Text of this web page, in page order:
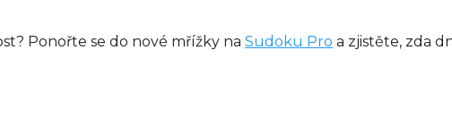
Ponořte se do nové mřížky na Sudoku Pro a zjistěte, zda